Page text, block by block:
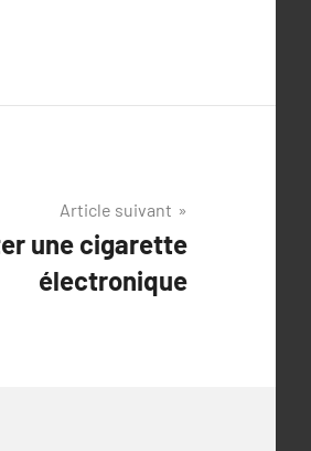
Article suivant
une cigarette
électronique